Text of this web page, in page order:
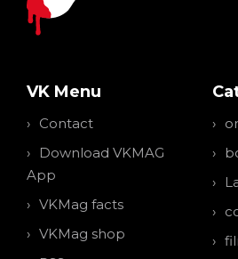
VK Menu
Contact
Download VKMAG
App
VKMag facts
VKMag shop